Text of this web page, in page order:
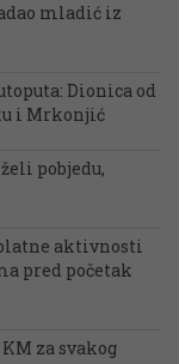
mladić iz
Dionica od
i Mrkonjić
pobjedu,
aktivnosti
pred početak
za svakog